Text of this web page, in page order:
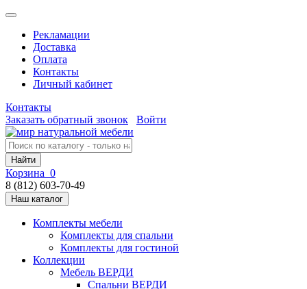
Рекламации
Доставка
Оплата
Контакты
Личный кабинет
Контакты
Заказать обратный звонок
Войти
Найти
Корзина 0
8 (812) 603-70-49
Наш каталог
Комплекты мебели
Комплекты для спальни
Комплекты для гостиной
Коллекции
Мебель ВЕРДИ
Спальни ВЕРДИ